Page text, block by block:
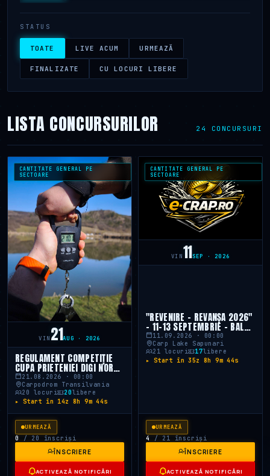
STATUS
TOATE LIVE ACUM URMEAZĂ
FINALIZATE CU LOCURI LIBERE
LISTA CONCURSURILOR 24 CONCURSURI
VIN 21AUG · 2026
CANTITATE GENERAL PE
SECTOARE
REGULAMENT COMPETIȚIE
CUPA PRIETENIEI DIGI NORD
LA PESCUIT, REGIUNEA
CENTRU NORD (21-23
AUGUST 2026) – EDIȚIA A V-
A
21.08.2026 · 00:00
Carpodrom Transilvania
20 locuri
20libere
▸ Start în 14z 8h 9m 43s
URMEAZĂ
0 / 20 înscriși
ÎNSCRIERE
ACTIVEAZĂ NOTIFICĂRI
VIN11SEP · 2026
CANTITATE GENERAL PE
SECTOARE
"REVENIRE – REVANȘA 2026"
- 11-13 SEPTEMBRIE - BALTA
SAPUNARI - CANTITATE -
11.09.2026 · 00:00
Carp Lake Sapunari
21 locuri
17libere
▸ Start în 35z 8h 9m 43s
URMEAZĂ
4 / 21 înscriși
ÎNSCRIERE
ACTIVEAZĂ NOTIFICĂRI